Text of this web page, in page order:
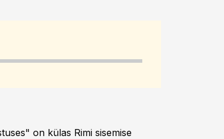
on külas Rimi sisemise